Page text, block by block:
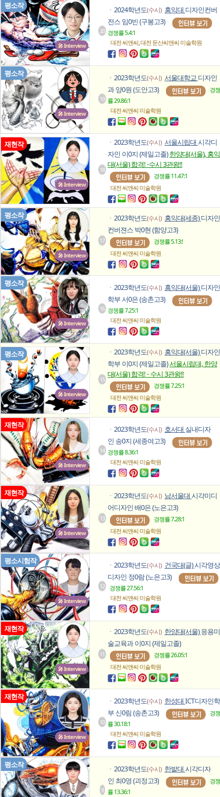
🎤 Interview
평소작
20
ㆍ 2024학년도(수시) 홍익대 디자인컨버
전스 임0빈 (구봉고3)
경쟁률 5.4:1
대전 씨앤씨,대전 둔산씨앤씨미술학원
🎤 Interview
평소작
19
ㆍ 2023학년도(수시) 서울대학교 디자인
과 양0원 (도안고3)
경쟁
률 29.86:1
대전 씨앤씨미술학원
🎤 Interview
재현작
18
ㆍ 2023학년도(수시) 서울시립대 시각디
자인 이0지 (제일고졸)한양대(서울), 홍익
대(서울) 합격! -수시 3관왕!!
경쟁률 11.47:1
대전 씨앤씨미술학원
🎤 Interview
평소작
17
ㆍ 2023학년도(수시) 홍익대(세종)디자인
컨버젼스 박0현 (함양고3)
경쟁률 5.13:!
대전 씨앤씨미술학원
🎤 Interview
평소작
16
ㆍ 2023학년도(수시) 홍익대(서울)디자인
학부 서0은 (송촌고3)
경쟁률 7.25:1
대전 씨앤씨미술학원
🎤 Interview
평소작
15
ㆍ 2023학년도(수시) 홍익대(서울)디자인
학부 이0지 (제일고졸)서울시립대, 한양
대(서울) 합격! - 수시 3관왕!!
경쟁률 7.25:1
대전 씨앤씨미술학원
🎤 Interview
재현작
14
ㆍ 2023학년도(수시) 호서대 실내디자
인 송0지 (세종여고3)
경쟁률 8.36:1
대전 씨앤씨미술학원
🎤 Interview
재현작
13
ㆍ 2023학년도(수시) 남서울대 시각미디
어디자인 배0은 (노은고3)
경쟁률 7.28:1
대전 씨앤씨미술학원
🎤 Interview
평소시험작
12
ㆍ 2023학년도(수시) 건국대(글)시각영상
디자인 정0람 (노은고3)
경쟁률 27.56:1
대전 씨앤씨미술학원
🎤 Interview
재현작
11
ㆍ 2023학년도(수시) 한양대(서울)응용미
술교육과 이0지 (제일고졸)
경쟁률 26.05:1
대전 씨앤씨미술학원
🎤 Interview
재현작
10
ㆍ 2023학년도(수시) 한성대 ICT디자인학
부 신0림 (송촌고3)
경쟁
률 30.18:1
대전 씨앤씨미술학원
평소작
9
ㆍ 2023학년도(수시) 한밭대 시각디자
인 최0영 (괴정고3)
경쟁
률 13.36:1